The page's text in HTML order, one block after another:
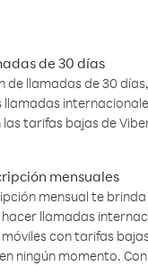
de 30 días
de llamadas de 30
tarifas bajas de
mensuales
mensual te
llamadas
con tarifas
ningún momento.